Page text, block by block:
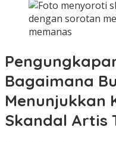
Bagaimana
Menunjukkan
Skandal Artis